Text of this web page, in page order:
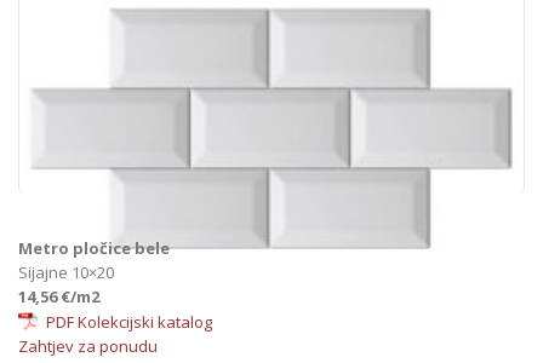
Metro pločice bele
Sijajne 10×20
14,56 €/m2
PDF Kolekcijski katalog
Zahtjev za ponudu